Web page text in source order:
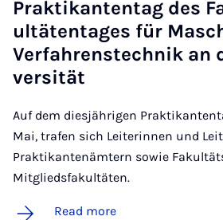
Prak­tik­antentag des
ultätentages für
Ver­fahren­s­tech­nik an
versität
Auf dem diesjährigen
Mai, trafen sich Leiterinnen und
Praktikantenämtern sowie
Mitgliedsfakultäten.
Read more